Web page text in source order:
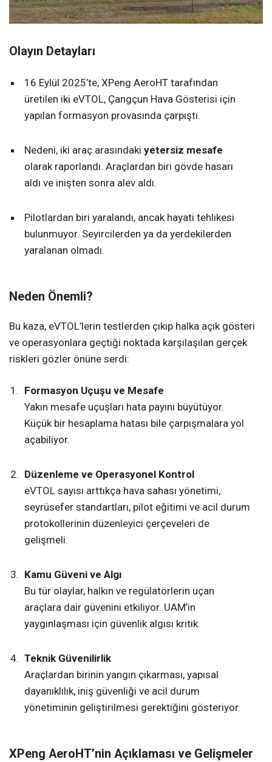
Olayın Detayları
16 Eylül 2025’te, XPeng AeroHT tarafından
üretilen iki eVTOL, Çangçun Hava Gösterisi için
yapılan formasyon provasında çarpıştı.
Nedeni, iki araç arasındaki yetersiz mesafe
olarak raporlandı. Araçlardan biri gövde hasarı
aldı ve inişten sonra alev aldı.
Pilotlardan biri yaralandı, ancak hayati tehlikesi
bulunmuyor. Seyircilerden ya da yerdekilerden
yaralanan olmadı.
Neden Önemli?
Bu kaza, eVTOL’lerin testlerden çıkıp halka açık gösteri
ve operasyonlara geçtiği noktada karşılaşılan gerçek
riskleri gözler önüne serdi:
Formasyon Uçuşu ve Mesafe
Yakın mesafe uçuşları hata payını büyütüyor.
Küçük bir hesaplama hatası bile çarpışmalara yol
açabiliyor.
Düzenleme ve Operasyonel Kontrol
eVTOL sayısı arttıkça hava sahası yönetimi,
seyrüsefer standartları, pilot eğitimi ve acil durum
protokollerinin düzenleyici çerçeveleri de
gelişmeli.
Kamu Güveni ve Algı
Bu tür olaylar, halkın ve regülatörlerin uçan
araçlara dair güvenini etkiliyor. UAM’in
yaygınlaşması için güvenlik algısı kritik.
Teknik Güvenilirlik
Araçlardan birinin yangın çıkarması, yapısal
dayanıklılık, iniş güvenliği ve acil durum
yönetiminin geliştirilmesi gerektiğini gösteriyor.
XPeng AeroHT’nin Açıklaması ve Gelişmeler